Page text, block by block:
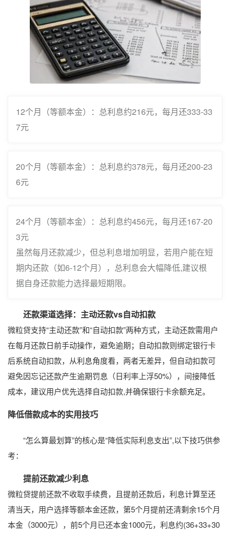
12个月（等额本金）：总利息约216元，每月还333-33
7元
20个月（等额本金）：总利息约378元，每月还200-23
6元
24个月（等额本金）：总利息约456元，每月还167-20
3元
虽然每月还款减少，但总利息增加明显，若用户能在短
期内还款（如6-12个月），总利息会大幅降低,建议根
据自身还款能力选择最短期限。
还款渠道选择：主动还款vs自动扣款
微粒贷支持“主动还款”和“自动扣款”两种方式，主动还款需用户
在每月还款日前手动操作，避免逾期；自动扣款则绑定银行卡
后系统自动扣款，从利息角度看，两者无差异，但自动扣款可
避免因忘记还款产生逾期罚息（日利率上浮50%），间接降低
成本，建议用户优先选择自动扣款,并确保银行卡余额充足。
降低借款成本的实用技巧
“怎么算最划算”的核心是“降低实际利息支出”,以下技巧供参
考：
提前还款减少利息
微粒贷提前还款不收取手续费，且提前还款后，利息计算至还
清当天，用户选择等额本金还款，第5个月提前还清剩余15个月
本金（3000元），前5个月已还本金1000元，利息约(36+33+30